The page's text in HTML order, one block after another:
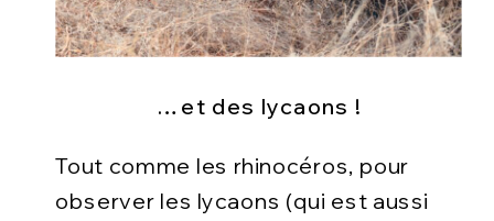
…et des lycaons !
Tout comme les rhinocéros, pour
observer les lycaons (qui est aussi